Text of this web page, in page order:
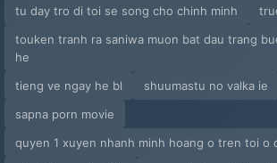
tu day tro di toi se song cho chinh minh
touken tranh ra saniwa muon bat dau trang
he
tieng ve ngay he bl
shuumastu no valka ie
sapna porn movie
quyen 1 xuyen nhanh minh hoang o tren toi o